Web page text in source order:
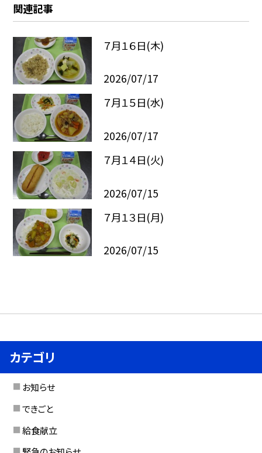
関連記事
７月１６日(木)
2026/07/17
７月１５日(水)
2026/07/17
７月１４日(火)
2026/07/15
７月１３日(月)
2026/07/15
カテゴリ
お知らせ
できごと
給食献立